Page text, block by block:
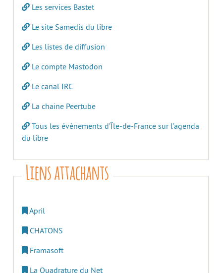
Les services Bastet
Le site Samedis du libre
Les listes de diffusion
Le compte Mastodon
Le canal IRC
La chaine Peertube
Tous les évènements d’Île-de-France sur l’agenda
du libre
Liens attachants
April
CHATONS
Framasoft
La Quadrature du Net